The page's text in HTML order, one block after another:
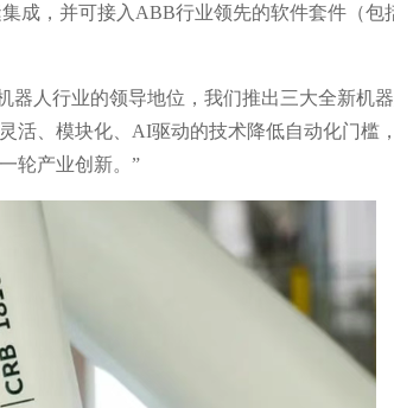
成，并可接入ABB行业领先的软件套件（包
器人行业的领导地位，我们推出三大全新机
活、模块化、AI驱动的技术降低自动化门槛
轮产业创新。 ”